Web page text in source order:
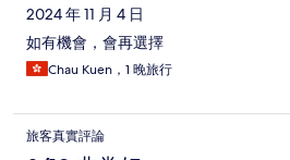
2024 年 11 月 4 日
如有機會，會再選擇
Chau Kuen，1 晚旅行
旅客真實評論